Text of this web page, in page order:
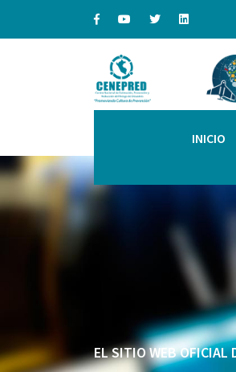
INICIO
EL SITIO WEB OFICIAL